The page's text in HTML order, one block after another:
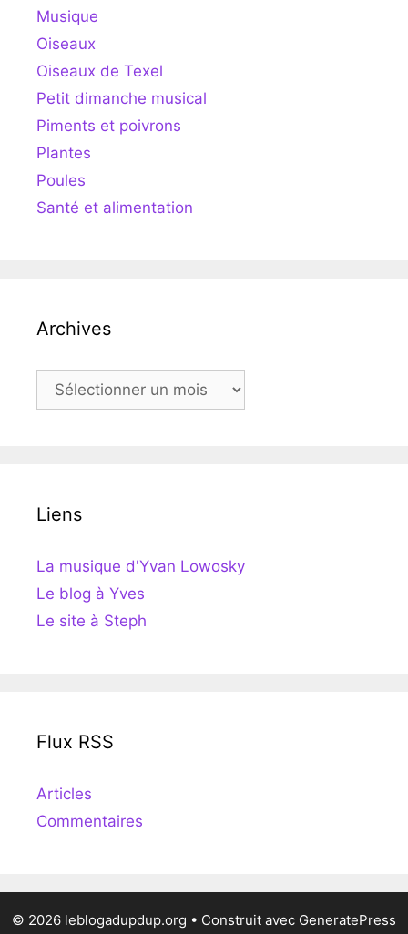
Musique
Oiseaux
Oiseaux de Texel
Petit dimanche musical
Piments et poivrons
Plantes
Poules
Santé et alimentation
Archives
Archives
Liens
La musique d'Yvan Lowosky
Le blog à Yves
Le site à Steph
Flux RSS
Articles
Commentaires
© 2026 leblogadupdup.org • Construit avec GeneratePress